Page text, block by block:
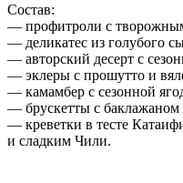
Состав:
— профитроли с
— деликатес из голубого
— авторский десерт с
— эклеры с прошутто и
— камамбер с сезонной
— брускетты с
— креветки в тесте
и сладким Чили.